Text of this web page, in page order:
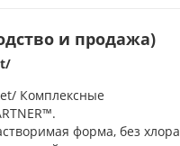
и продажа)
Комплексные
форма, без хлора